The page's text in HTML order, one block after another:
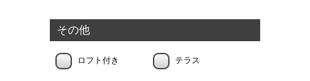
その他
ロフト付き テラス